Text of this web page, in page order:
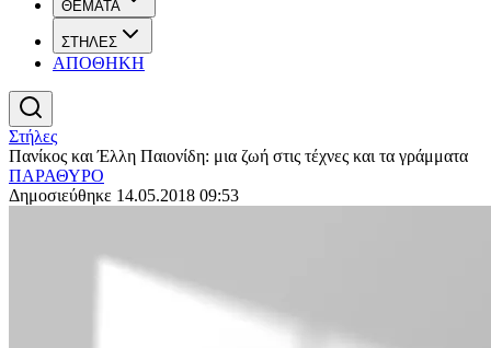
ΘΕΜΑΤΑ
ΣΤΗΛΕΣ
ΑΠΟΘΗΚΗ
Στήλες
Πανίκος και Έλλη Παιονίδη: μια ζωή στις τέχνες και τα γράμματα
ΠΑΡΑΘΥΡΟ
Δημοσιεύθηκε 14.05.2018 09:53